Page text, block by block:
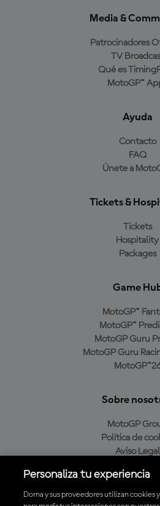
Media &
Patrocinadores
TV
Qué es
MotoGP™
Ayuda
Contacto
FAQ
Únete a
Tickets &
Tickets
Hospitality
Packages
Game
MotoGP™
MotoGP™
MotoGP Guru
MotoGP Guru
Sobre
MotoGP
Política de
Aviso Legal
Política de
Personaliza tu experiencia
Dorna y sus proveedores utilizan cookies